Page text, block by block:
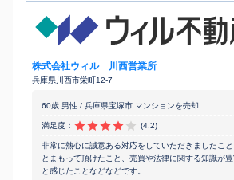
株式会社ウィル 川西営業所
兵庫県川西市栄町12-7
60歳 男性 / 兵庫県宝塚市 マンションを売却
満足度： (4.2)
非常に熱心に誠意ある対応をしていただきましたこ
とまもって頂けたこと、売買や法律に関する知識が
と感じたことなどなどです。